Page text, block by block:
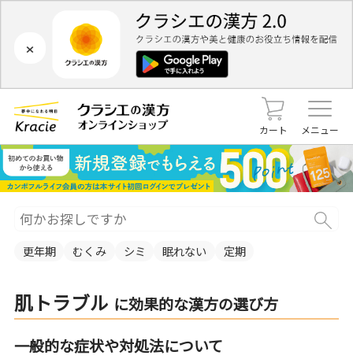
×
カート メニュー
更年期 むくみ シミ 眠れない 定期
肌トラブル に効果的な漢方の選び方
一般的な症状や対処法について